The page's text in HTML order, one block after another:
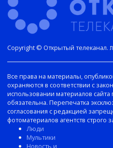
Все права на материалы,
охраняются в соответствии с
использовании материалов сайта
обязательна. Перепечатка
согласования с редакцией
фотоматериалов агентств строго
Люди
Мультики
Новость и